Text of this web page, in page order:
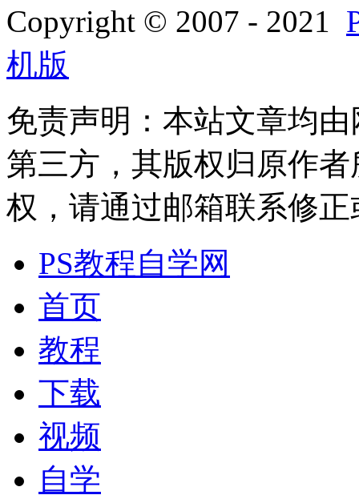
Copyright © 2007 - 2021
机版
免责声明：本站文章均
第三方，其版权归原作
权，请通过邮箱联系修正
PS教程自学网
首页
教程
下载
视频
自学